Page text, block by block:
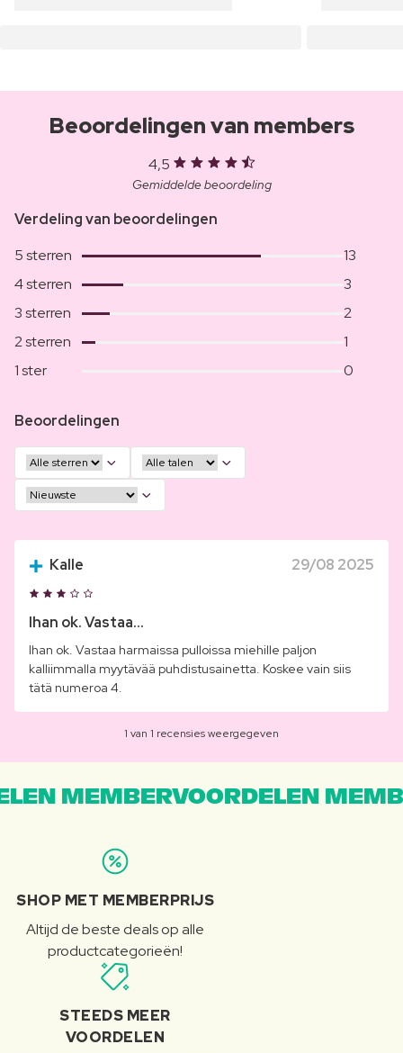
Beoordelingen van members
4,5
Gemiddelde beoordeling
Verdeling van beoordelingen
5 sterren
13
4 sterren
3
3 sterren
2
2 sterren
1
1 ster
0
Beoordelingen
Kalle 29/08 2025
Ihan ok. Vastaa...
Ihan ok. Vastaa harmaissa pulloissa miehille paljon
kalliimmalla myytävää puhdistusainetta. Koskee vain siis
tätä numeroa 4.
1 van 1 recensies weergegeven
MEMBERVOORDELEN
SHOP MET MEMBERPRIJS
Altijd de beste deals op alle
productcategorieën!
STEEDS MEER
VOORDELEN